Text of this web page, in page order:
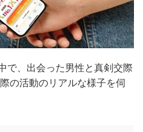
で、出会った男性と真剣交際
の活動のリアルな様子を伺